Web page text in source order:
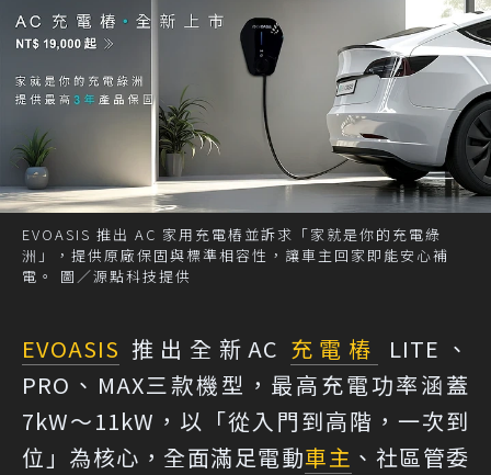
EVOASIS 推出 AC 家用充電樁並訴求「家就是你的充電綠
洲」，提供原廠保固與標準相容性，讓車主回家即能安心補
電。 圖／源點科技提供
EVOASIS 推出全新AC 充電樁
LITE、
PRO、MAX三款機型，最高充電功率涵蓋
7kW～11kW，以「從入門到高階，一次到
位」為核心，全面滿足電動車主 、社區管委